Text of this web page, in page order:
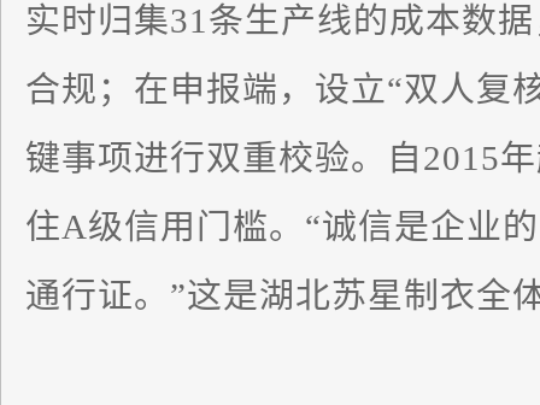
实时归集31条生产线的成本数
合规；在申报端，设立“双人复
键事项进行双重校验。自2015
住A级信用门槛。“诚信是企业
通行证。”这是湖北苏星制衣全